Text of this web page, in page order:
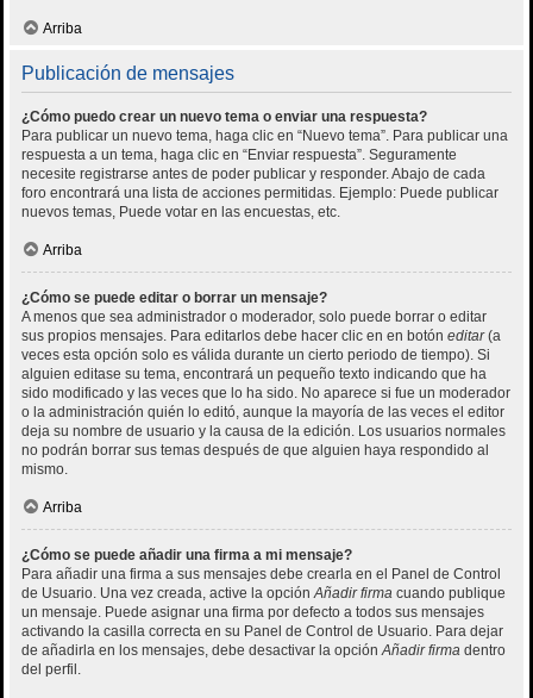
Arriba
Publicación de mensajes
¿Cómo puedo crear un nuevo tema o enviar una respuesta?
Para publicar un nuevo tema, haga clic en “Nuevo tema”. Para publicar una
respuesta a un tema, haga clic en “Enviar respuesta”. Seguramente
necesite registrarse antes de poder publicar y responder. Abajo de cada
foro encontrará una lista de acciones permitidas. Ejemplo: Puede publicar
nuevos temas, Puede votar en las encuestas, etc.
Arriba
¿Cómo se puede editar o borrar un mensaje?
A menos que sea administrador o moderador, solo puede borrar o editar
sus propios mensajes. Para editarlos debe hacer clic en en botón editar(a
veces esta opción solo es válida durante un cierto periodo de tiempo). Si
alguien editase su tema, encontrará un pequeño texto indicando que ha
sido modificado y las veces que lo ha sido. No aparece si fue un moderador
o la administración quién lo editó, aunque la mayoría de las veces el editor
deja su nombre de usuario y la causa de la edición. Los usuarios normales
no podrán borrar sus temas después de que alguien haya respondido al
mismo.
Arriba
¿Cómo se puede añadir una firma a mi mensaje?
Para añadir una firma a sus mensajes debe crearla en el Panel de Control
de Usuario. Una vez creada, active la opciónAñadir firma cuando publique
un mensaje. Puede asignar una firma por defecto a todos sus mensajes
activando la casilla correcta en su Panel de Control de Usuario. Para dejar
de añadirla en los mensajes, debe desactivar la opciónAñadir firma dentro
del perfil.